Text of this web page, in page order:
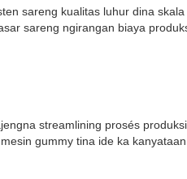
sareng kualitas luhur dina
sareng ngirangan biaya
streamlining prosés
gummy tina ide ka